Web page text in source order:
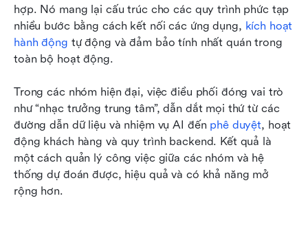
hợp. Nó mang lại cấu trúc cho các quy trình phức tạp
nhiều bước bằng cách kết nối các ứng dụng, kích hoạt
hành động tự động và đảm bảo tính nhất quán trong
toàn bộ hoạt động.
Trong các nhóm hiện đại, việc điều phối đóng vai trò
như “nhạc trưởng trung tâm”, dẫn dắt mọi thứ từ các
đường dẫn dữ liệu và nhiệm vụ AI đến phê duyệt, hoạt
động khách hàng và quy trình backend. Kết quả là
một cách quản lý công việc giữa các nhóm và hệ
thống dự đoán được, hiệu quả và có khả năng mở
rộng hơn.